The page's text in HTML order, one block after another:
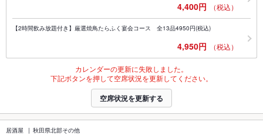
4,400円 （税込）
【2時間飲み放題付き】厳選焼鳥たらふく宴会コース 全13品4950円(税込)
4,950円 （税込）
カレンダーの更新に失敗しました。
下記ボタンを押して空席状況を更新してください。
空席状況を更新する
居酒屋 秋田県北部その他